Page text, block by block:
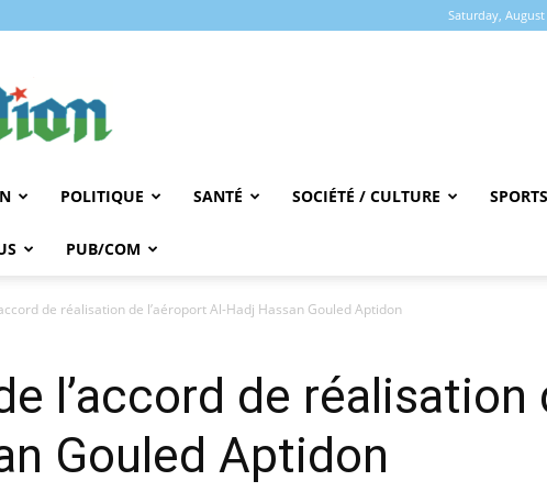
Saturday, August
POLITIQUE SANTÉ SOCIÉTÉ / CULTURE SPORTS
PUB/COM
de réalisation de l’aéroport Al-Hadj Hassan Gouled Aptidon
l’accord de réalisation
Gouled Aptidon